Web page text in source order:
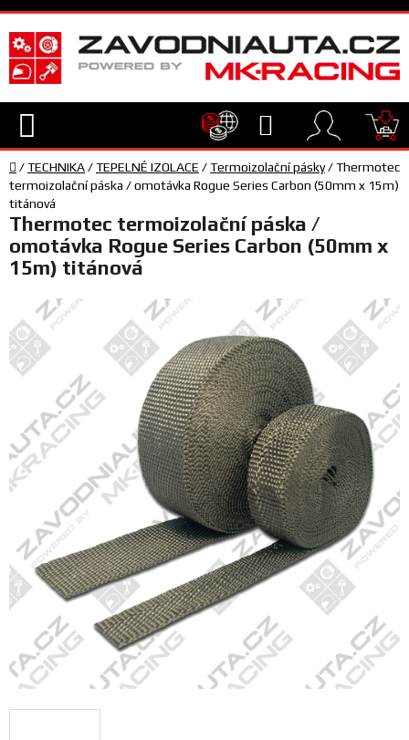
Přejít
na
obsah
Hledat
TECHNIKA
VYBAVENÍ
JEZDEC
TÝM
A
SERVIS
FANOUŠCI
Profil
firmy
Obchodní
podmínky
Doprava
Blog
Domů
/TECHNIKA/TEPELNÉ IZOLACE /Termoizolační pásky/Thermotec
termoizolační páska / omotávka Rogue Series Carbon (50mm x 15m)
titánová
Thermotec termoizolační páska /
omotávka Rogue Series Carbon (50mm x
15m) titánová